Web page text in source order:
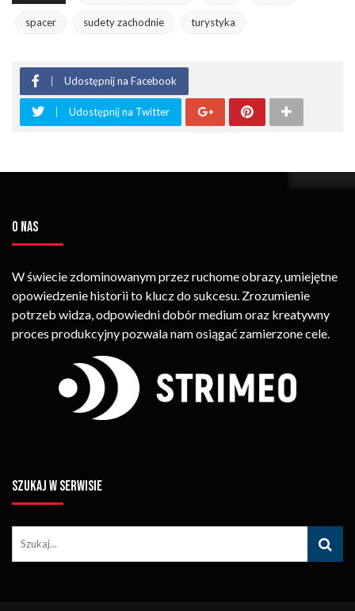
spacer sudety zachodnie turystyka
Udostępnij na Facebook
Udostępnij na Twitter
O NAS
W świecie zdominowanym przez ruchome obrazy, umiejętne
opowiedzenie historii to klucz do sukcesu. Zrozumienie
potrzeb widza, odpowiedni dobór medium oraz kreatywny
proces produkcyjny pozwala nam osiągać zamierzone cele.
SZUKAJ W SERWISIE